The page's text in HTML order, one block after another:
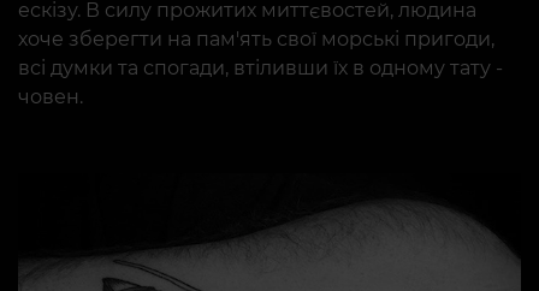
ескізу. В силу прожитих миттєвостей, людина
хоче зберегти на пам'ять свої морські пригоди,
всі думки та спогади, втіливши їх в одному тату -
човен.